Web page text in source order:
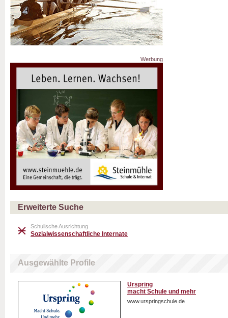
Werbung
Erweiterte Suche
Schulische Ausrichtung
Sozialwissenschaftliche Internate
Ausgewählte Profile
Urspring
macht Schule und mehr
www.urspringschule.de